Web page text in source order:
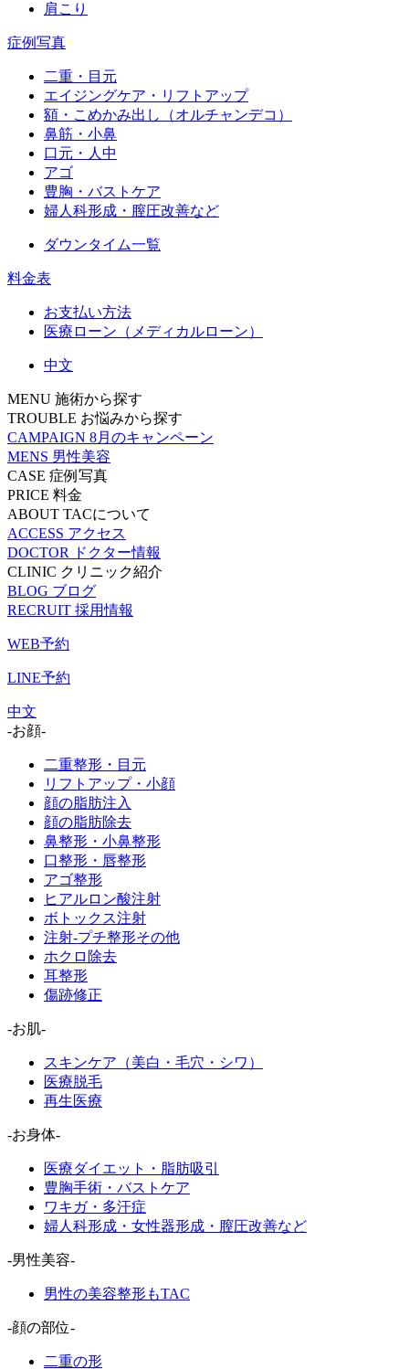
肩こり
症例写真
二重・目元
エイジングケア・リフトアップ
額・こめかみ出し（オルチャンデコ）
鼻筋・小鼻
口元・人中
アゴ
豊胸・バストケア
婦人科形成・膣圧改善など
ダウンタイム一覧
料金表
お支払い方法
医療ローン（メディカルローン）
中文
MENU 施術から探す
TROUBLE お悩みから探す
CAMPAIGN 8月のキャンペーン
MENS 男性美容
CASE 症例写真
PRICE 料金
ABOUT TACについて
ACCESS アクセス
DOCTOR
ドクター情報
CLINIC クリニック紹介
BLOG ブログ
RECRUIT 採用情報
WEB予約
LINE予約
中文
-お顔-
二重整形・目元
リフトアップ・小顔
顔の脂肪注入
顔の脂肪除去
鼻整形・小鼻整形
口整形・唇整形
アゴ整形
ヒアルロン酸注射
ボトックス注射
注射-プチ整形その他
ホクロ除去
耳整形
傷跡修正
-お肌-
スキンケア（美白・毛穴・シワ）
医療脱毛
再生医療
-お身体-
医療ダイエット・脂肪吸引
豊胸手術・バストケア
ワキガ・多汗症
婦人科形成・女性器形成・膣圧改善など
-男性美容-
男性の美容整形もTAC
-顔の部位-
二重の形